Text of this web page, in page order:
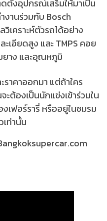
ตั้งอุปกรณ์เสริมให้มาเป็น
งานร่วมกับ Bosch
เคราะห์ตัวรถได้อย่าง
เอียดสูง และ TMPS คอย
าง และอุณหภูมิ
ราคาออกมา แต่ถ้าใคร
ต้องเป็นนักแข่งเข้าร่วมใน
เฟอร์รารี่ หรืออยู่ในชมรม
ท่านั้น